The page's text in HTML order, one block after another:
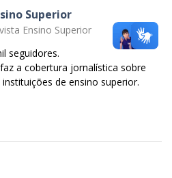
Superior
Ensino Superior
seguidores.
a cobertura jornalística sobre
de ensino superior.